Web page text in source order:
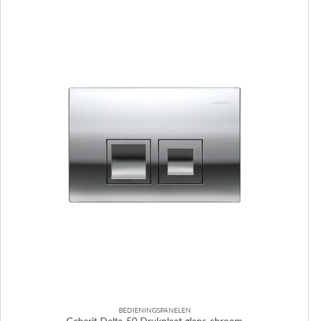
BEDIENINGSPANELEN